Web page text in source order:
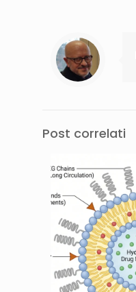
Post correlati